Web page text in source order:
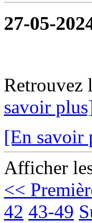
27-05-
Retrouvez
savoir
[En savoir
Afficher
<<
42 43-49